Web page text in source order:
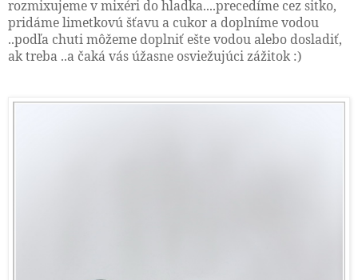
rozmixujeme v mixéri do hladka....precedíme cez sitko,
pridáme limetkovú šťavu a cukor a doplníme vodou
..podľa chuti môžeme doplniť ešte vodou alebo dosladiť,
ak treba ..a čaká vás úžasne osviežujúci zážitok :)